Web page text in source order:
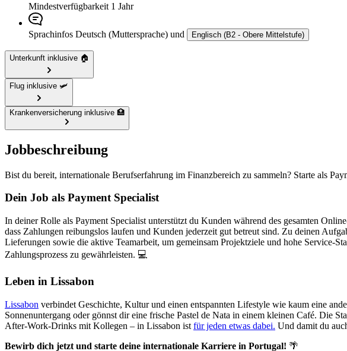
Mindestverfügbarkeit 1 Jahr
Sprachinfos Deutsch (Muttersprache) und Englisch (B2 - Obere Mittelstufe)
Unterkunft inklusive 🏠
Flug inklusive 🛩️
Krankenversicherung inklusive 🏥
Jobbeschreibung
Bist du bereit, internationale Berufserfahrung im Finanzbereich zu sammeln? Starte als
Dein Job als Payment Specialist
In deiner Rolle als Payment Specialist unterstützt du Kunden während des gesamten
dass Zahlungen reibungslos laufen und Kunden jederzeit gut betreut sind. Zu deinen
Lieferungen sowie die aktive Teamarbeit, um gemeinsam Projektziele und hohe Service-
Zahlungsprozess zu gewährleisten. 💻
Leben in Lissabon
Lissabon verbindet Geschichte, Kultur und einen entspannten Lifestyle wie kaum eine
Sonnenuntergang oder gönnst dir eine frische Pastel de Nata in einem kleinen Café. Die
After-Work-Drinks mit Kollegen – in Lissabon ist für jeden etwas dabei. Und damit du
Bewirb dich jetzt und starte deine internationale Karriere in Portugal! 🌴